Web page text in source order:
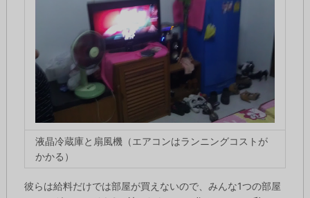
液晶冷蔵庫と扇風機（エアコンはランニングコストが
かかる）
彼らは給料だけでは部屋が買えないので、みんな1つの部屋